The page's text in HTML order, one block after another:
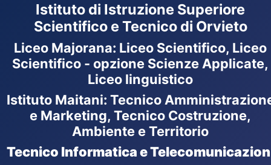
Istituto di Istruzione Superiore
Scientifico e Tecnico di Orvieto
Liceo Majorana: Liceo Scientifico, Liceo
Scientifico - opzione Scienze Applicate,
Liceo linguistico
Istituto Maitani: Tecnico
e Marketing, Tecnico Costruzione,
Ambiente e Territorio
Tecnico Informatica e